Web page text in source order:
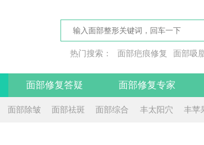
热门搜索： 面部疤痕修复 面部吸
面部修复答疑 面部修复专家
面部除皱 面部祛斑 面部综合 丰太阳穴 丰苹